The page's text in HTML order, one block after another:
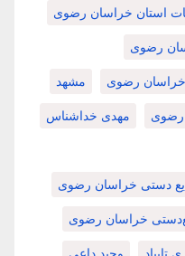
استان خراسان رضوی
رضوی
خراسان رضوی مشهد
رضوی مهدی خداشناس
دستی خراسان رضوی
خراسان رضوی